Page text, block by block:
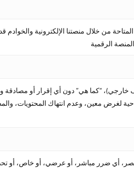
من خلال منصتنا الإلكترونية
خارجي)، “كما هي” دون أي إقرار أو
لغرض معين، وعدم انتهاك المحتويات،
أي ضرر مباشر، أو عرضي، أو خاص، أو